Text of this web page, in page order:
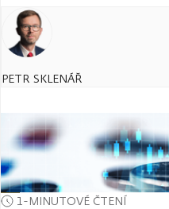
PETR SKLENÁŘ
1-MINUTOVÉ ČTENÍ